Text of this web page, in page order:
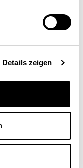
Details zeigen
(inkl.
Darlehen,
und
sind nach